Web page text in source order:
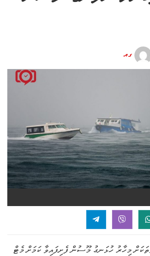
ގއ
މިހާރު ހުޅަނގު މޫސުން ފެށިފައިވާ ކަމަށް މެޓް